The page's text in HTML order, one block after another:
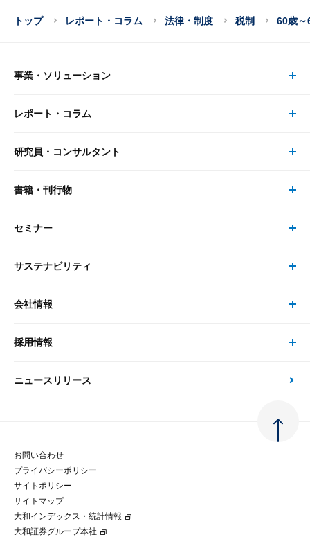
トップ レポート・コラム 法律・制度 税制 60歳～
事業・ソリューション
事業・ソリューション トップ
リサーチ
大和総研の強み
先端テクノロジーに基づく新たな価値の創出
レポート・コラム
レポート・コラム トップ
最新のレポート・コラム
政策分析
金融経済教育等
研究員・コンサルタント
研究員・コンサルタント トップ
研究員
書籍・刊行物
書籍・刊行物 トップ
書籍
セミナー
セミナー トップ
現在受付中のセミナー・イベント
サステナビリティ
サステナビリティの取り組み
次世代社会への貢献
マルチステークホルダー方針
パートナーシップ構築宣言
会社情報
会社情報 トップ
会社概要・役員一覧
大和総研の歩み
グループ会社
採用情報
採用情報 トップ
経験者採用
ニュースリリース
お問い合わせ
プライバシーポリシー
サイトポリシー
サイトマップ
大和インデックス・統計情報
大和証券グループ本社